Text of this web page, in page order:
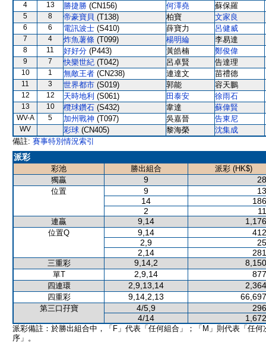
4 13 勝捷勝 (CN156) 何澤堯 蘇保羅
5 8 帝豪寶貝 (T138) 柏寶 文家良
6 6 電訊波士 (S410) 薛寶力 呂健威
7 4 炸魚薯條 (T099) 楊明綸 李易達
8 11 好好分 (P443) 黃皓楠 鄭俊偉
9 7 快樂世紀 (T042) 呂卓賢 告達理
10 1 無敵王者 (CN238) 連達文 苗禮德
11 3 世界都市 (S019) 郭能 容天鵬
12 12 天時地利 (S061) 田泰安 徐雨石
13 10 欖球鑽石 (S432) 韋達 蘇偉賢
WV-A 5 加州戰神 (T097) 吳嘉晉 告東尼
WV 彩球 (CN405) 黎海榮
沈集成
備註: 賽事特別情況索引
派彩
彩池 勝出組合
派彩 (HK$)
獨贏
9
位置 9
14
2
連贏 9,14
位置Q 9,14
2,9
2,14
三重彩 9,14,2
單T 2,9,14
四連環 2,9,13,14
四重彩 9,14,2,13
第三口孖寶 4/5,9
4/14
派彩備註：於勝出組合中，「F」代表「任何組合」；「M」則代表「任何
序」。